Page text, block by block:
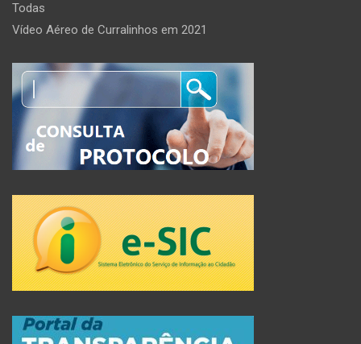
Todas
Vídeo Aéreo de Curralinhos em 2021